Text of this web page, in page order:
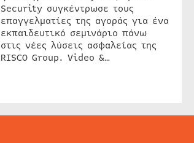
Security συγκέντρωσε τους
επαγγελματίες της αγοράς για ένα
εκπαιδευτικό σεμινάριο πάνω
στις νέες λύσεις ασφαλείας της
RISCO Group. Video &…